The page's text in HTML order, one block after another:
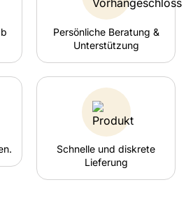
Persönliche Beratung &
Unterstützung
Schnelle und diskrete
Lieferung